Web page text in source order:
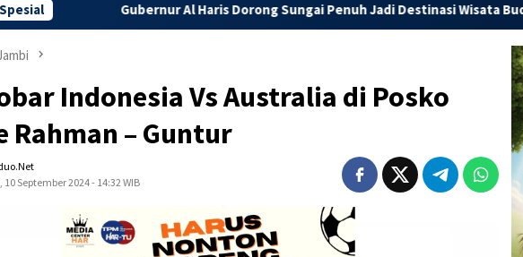
Gubernur Al Haris Dorong Sungai Penuh Jadi Destinasi Wisata Budaya Unggulan
Indonesia Vs Australia di Posko
Rahman – Guntur
10 September 2024 - 14:32 WIB